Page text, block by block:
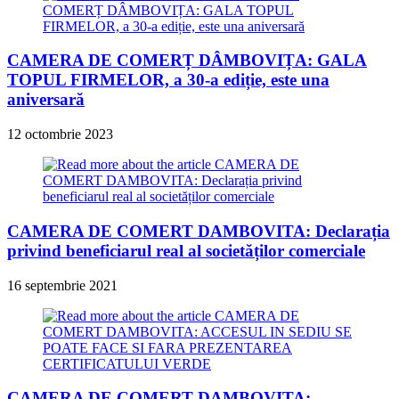
CAMERA DE COMERȚ DÂMBOVIȚA: GALA
TOPUL FIRMELOR, a 30-a ediție, este una
aniversară
12 octombrie 2023
CAMERA DE COMERT DAMBOVITA: Declarația
privind beneficiarul real al societăților comerciale
16 septembrie 2021